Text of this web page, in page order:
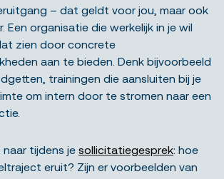
– dat geldt voor jou, maar ook
Een organisatie die werkelijk in je wil
zien door concrete
aan te bieden. Denk bijvoorbeeld
trainingen die aansluiten bij je
om intern door te stromen naar een
tijdens je sollicitatiegesprek: hoe
eruit? Zijn er voorbeelden van